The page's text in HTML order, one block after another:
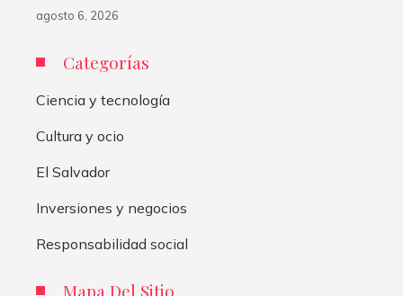
agosto 6, 2026
Categorías
Ciencia y tecnología
Cultura y ocio
El Salvador
Inversiones y negocios
Responsabilidad social
Mapa Del Sitio